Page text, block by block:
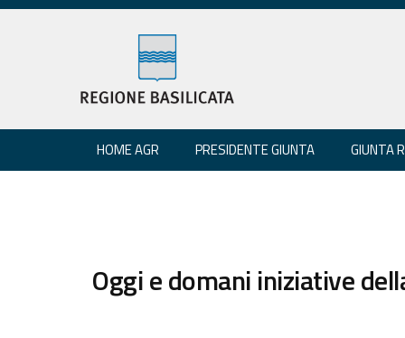
HOME AGR PRESIDENTE GIUNTA GIUNTA
Oggi e domani iniziative